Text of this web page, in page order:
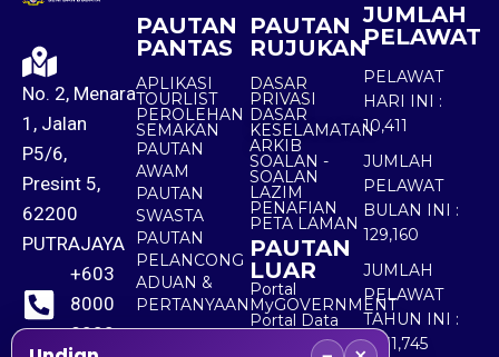
No. 2, Menara
1, Jalan
P5/6,
Presint 5,
62200
PUTRAJAYA
+603
8000
8000
PAUTAN
PANTAS
APLIKASI
TOURLIST
PEROLEHAN
SEMAKAN
PAUTAN
AWAM
PAUTAN
SWASTA
PAUTAN
PELANCONG
ADUAN &
PERTANYAAN
PAUTAN
RUJUKAN
DASAR
PRIVASI
DASAR
KESELAMATAN
ARKIB
SOALAN -
SOALAN
LAZIM
PENAFIAN
PETA LAMAN
PAUTAN
LUAR
Portal
MyGOVERNMENT
Portal Data
Terbuka
Sektor Awam
JUMLAH
PELAWAT
PELAWAT
HARI INI :
10,411
JUMLAH
PELAWAT
BULAN INI :
129,160
JUMLAH
PELAWAT
TAHUN INI :
5,531,745